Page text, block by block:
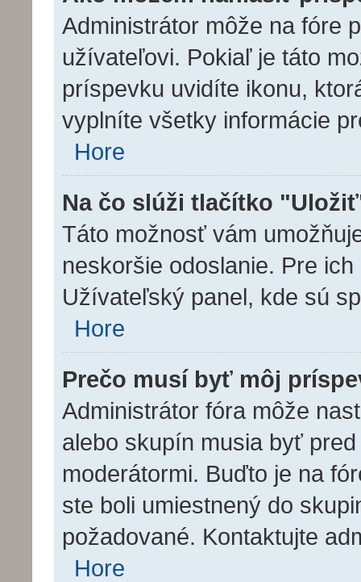
Administrátor môže na fóre
užívateľovi. Pokiaľ je táto
príspevku uvidíte ikonu,
vyplníte všetky informácie
Hore
Na čo slúži tlačítko
Táto možnosť vám
neskoršie odoslanie. Pre
Užívateľský panel, kde sú
Hore
Prečo musí byť môj
Administrátor fóra môže
alebo skupín musia byť
moderátormi. Buďto je na
ste boli umiestnený do
požadované. Kontaktujte
Hore